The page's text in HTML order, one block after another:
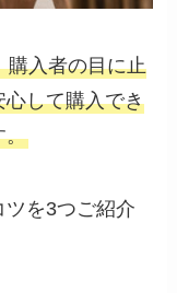
購入者の目に止
して購入でき
。
を3つご紹介